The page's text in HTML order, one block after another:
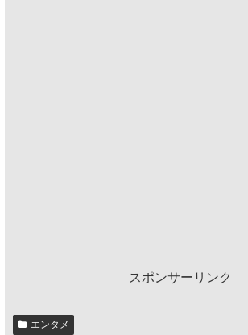
スポンサーリンク
エンタメ